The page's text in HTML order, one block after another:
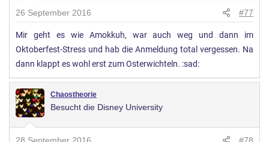
26 September 2016 #77
Mir geht es wie Amokkuh, war auch weg und dann im
Oktoberfest-Stress und hab die Anmeldung total vergessen. Na
dann klappt es wohl erst zum Osterwichteln. :sad:
Chaostheorie
Besucht die Disney University